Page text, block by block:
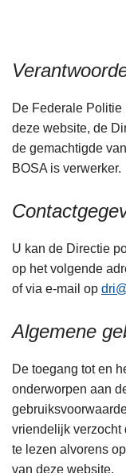
De Federale
deze website, de
de gemachtigde
BOSA is verwerker.
U kan de Directie
op het volgende
of via e-mail op
Algemene
De toegang tot en
onderworpen aan
vriendelijk verzocht
te lezen alvorens
van deze